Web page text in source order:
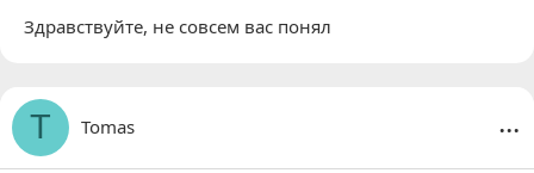
Здравствуйте, не совсем вас понял
T Tomas ...